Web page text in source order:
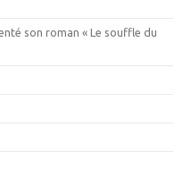
son roman « Le souffle du